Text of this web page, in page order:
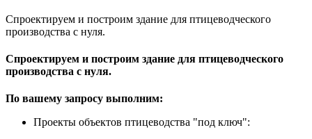
Спроектируем и построим здание для птицеводческого
производства с нуля.
Спроектируем и построим здание для птицеводческого
производства с нуля.
По вашему запросу выполним:
Проекты объектов птицеводства "под ключ":